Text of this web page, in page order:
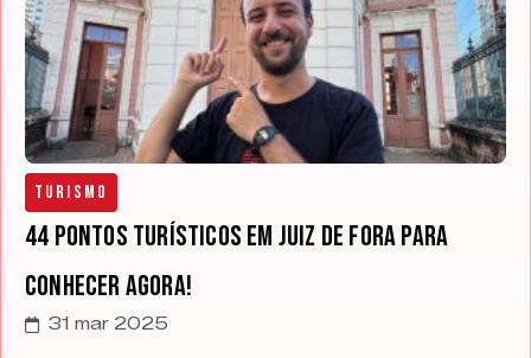
Turismo
44 Pontos turísticos em Juiz de Fora para
conhecer agora!
31 mar 2025